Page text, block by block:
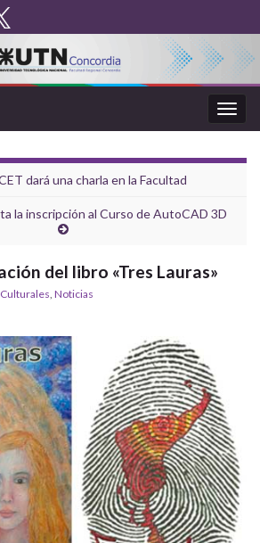
la
dará una charla en la Facultad
la inscripción al Curso de AutoCAD 3D
del libro «Tres Lauras»
Culturales Noticias